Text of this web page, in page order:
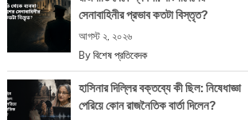
সেনাবাহিনীর প্রভাব কতটা বিস্তৃত?
আগস্ট ২, ২০২৬
By বিশেষ প্রতিবেদক
হাসিনার দিল্লির বক্তব্যে কী ছিল: নিষেধাজ্ঞা
পেরিয়ে কোন রাজনৈতিক বার্তা দিলেন?